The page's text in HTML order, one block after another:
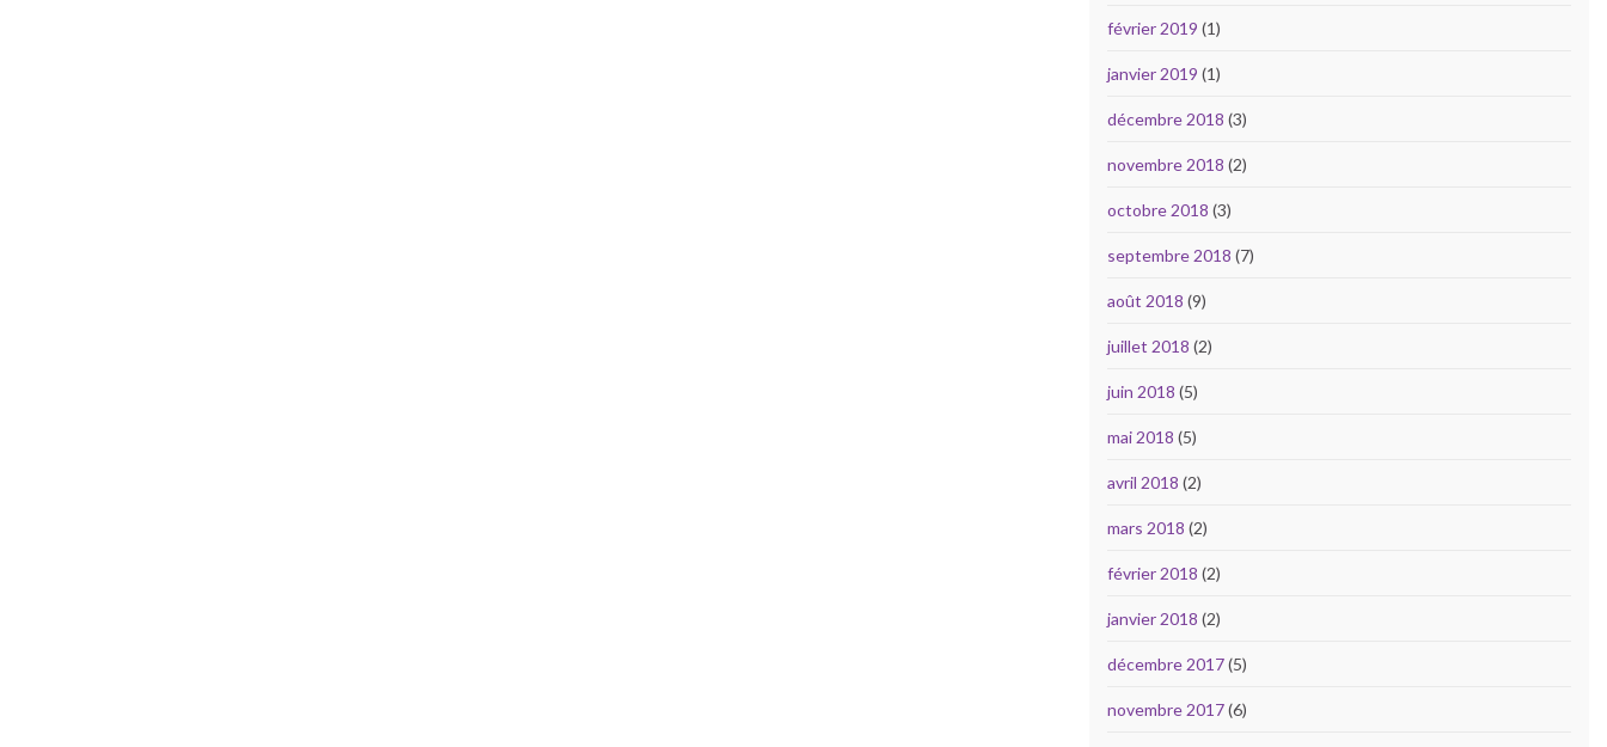
février 2019 (1)
janvier 2019 (1)
décembre 2018 (3)
novembre 2018 (2)
octobre 2018 (3)
septembre 2018 (7)
août 2018 (9)
juillet 2018 (2)
juin 2018 (5)
mai 2018 (5)
avril 2018 (2)
mars 2018 (2)
février 2018 (2)
janvier 2018 (2)
décembre 2017(5)
novembre 2017(6)